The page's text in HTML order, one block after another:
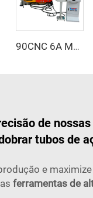
90CNC 6A MS Máquina de Curvar Tubos CNC Ferro Tubulação Quadrada com Motor para Alumínio e Aço Inoxidável Tubos de Cobre
de
tubos de
e
ferramentas de